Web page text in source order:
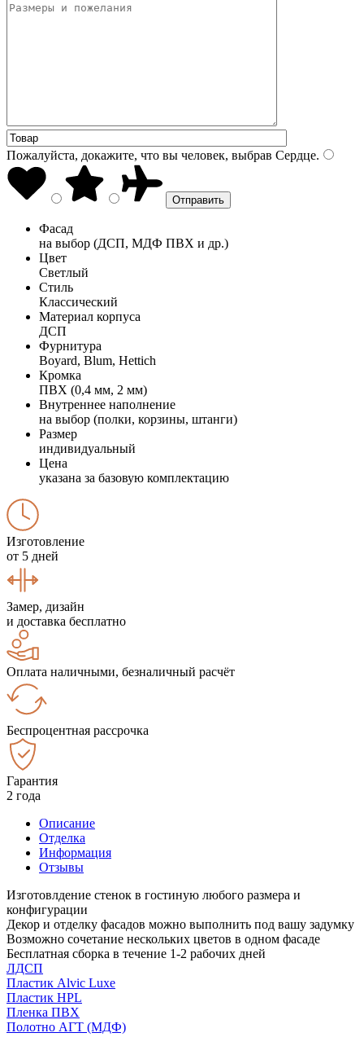
Пожалуйста, докажите, что вы человек, выбрав Сердце.
Фасад
на выбор (ДСП, МДФ ПВХ и др.)
Цвет
Светлый
Стиль
Классический
Материал корпуса
ДСП
Фурнитура
Boyard, Blum, Hettich
Кромка
ПВХ (0,4 мм, 2 мм)
Внутреннее наполнение
на выбор (полки, корзины, штанги)
Размер
индивидуальный
Цена
указана за базовую комплектацию
Изготовление
от 5 дней
Замер, дизайн
и доставка бесплатно
Оплата наличными, безналичный расчёт
Беспроцентная рассрочка
Гарантия
2 года
Описание
Отделка
Информация
Отзывы
Изготовлдение стенок в гостиную любого размера и
конфигурации
Декор и отделку фасадов можно выполнить под вашу задумку
Возможно сочетание нескольких цветов в одном фасаде
Бесплатная сборка в течение 1-2 рабочих дней
ЛДСП
Пластик Alvic Luxe
Пластик HPL
Пленка ПВХ
Полотно АГТ (МДФ)